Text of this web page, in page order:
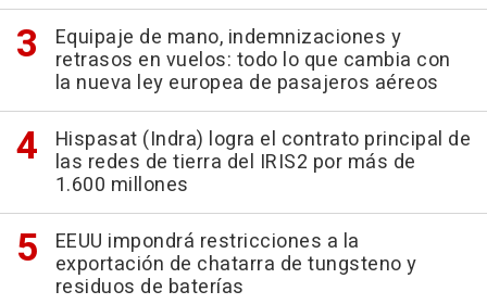
Equipaje de mano, indemnizaciones y
retrasos en vuelos: todo lo que cambia con
la nueva ley europea de pasajeros aéreos
Hispasat (Indra) logra el contrato principal de
las redes de tierra del IRIS2 por más de
1.600 millones
EEUU impondrá restricciones a la
exportación de chatarra de tungsteno y
residuos de baterías